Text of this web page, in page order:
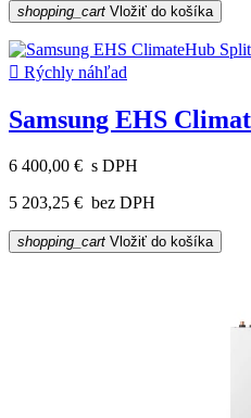
shopping_cart Vložiť do košíka
 Rýchly náhľad
Samsung EHS
6 400,00 € s DPH
5 203,25 € bez DPH
shopping_cart Vložiť do košíka